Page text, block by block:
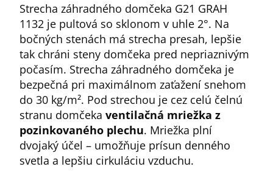
Strecha záhradného domčeka G21 GRAH
1132 je pultová so sklonom v uhle 2°. Na
bočných stenách má strecha presah, lepšie
tak chráni steny domčeka pred nepriaznivým
počasím. Strecha záhradného domčeka je
bezpečná pri maximálnom zaťažení snehom
do 30 kg/m². Pod strechou je cez celú čelnú
stranu domčeka ventilačná mriežka z
pozinkovaného plechu. Mriežka plní
dvojaký účel – umožňuje prísun denného
svetla a lepšiu cirkuláciu vzduchu.